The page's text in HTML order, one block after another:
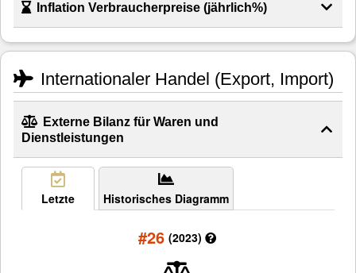
Inflation Verbraucherpreise (jährlich%)
Internationaler Handel (Export, Import)
Externe Bilanz für Waren und
Dienstleistungen
Letzte Historisches Diagramm
#26 (2023)